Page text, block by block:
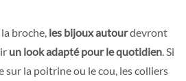
broche, les bijoux autourdevront
un look adapté pour le quotidien. Si
sur la poitrine ou le cou, les colliers